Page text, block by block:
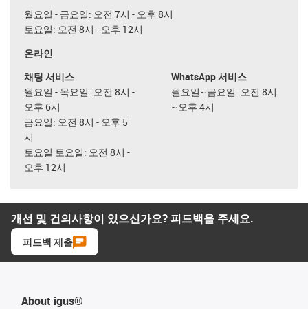
월요일 - 금요일: 오전 7시 - 오후 8시
토요일: 오전 8시 - 오후 12시
온라인
채팅 서비스
월요일 - 목요일: 오전 8시 -
오후 6시
금요일: 오전 8시 - 오후 5
시
토요일 토요일: 오전 8시 -
오후 12시
WhatsApp 서비스
월요일~금요일: 오전 8시
~오후 4시
개선 및 건의사항이 있으신가요? 피드백을 주세요.
피드백 제출
About igus®